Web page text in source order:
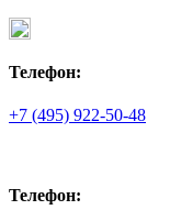
Телефон:
+7 (495) 922-50-48
Телефон: